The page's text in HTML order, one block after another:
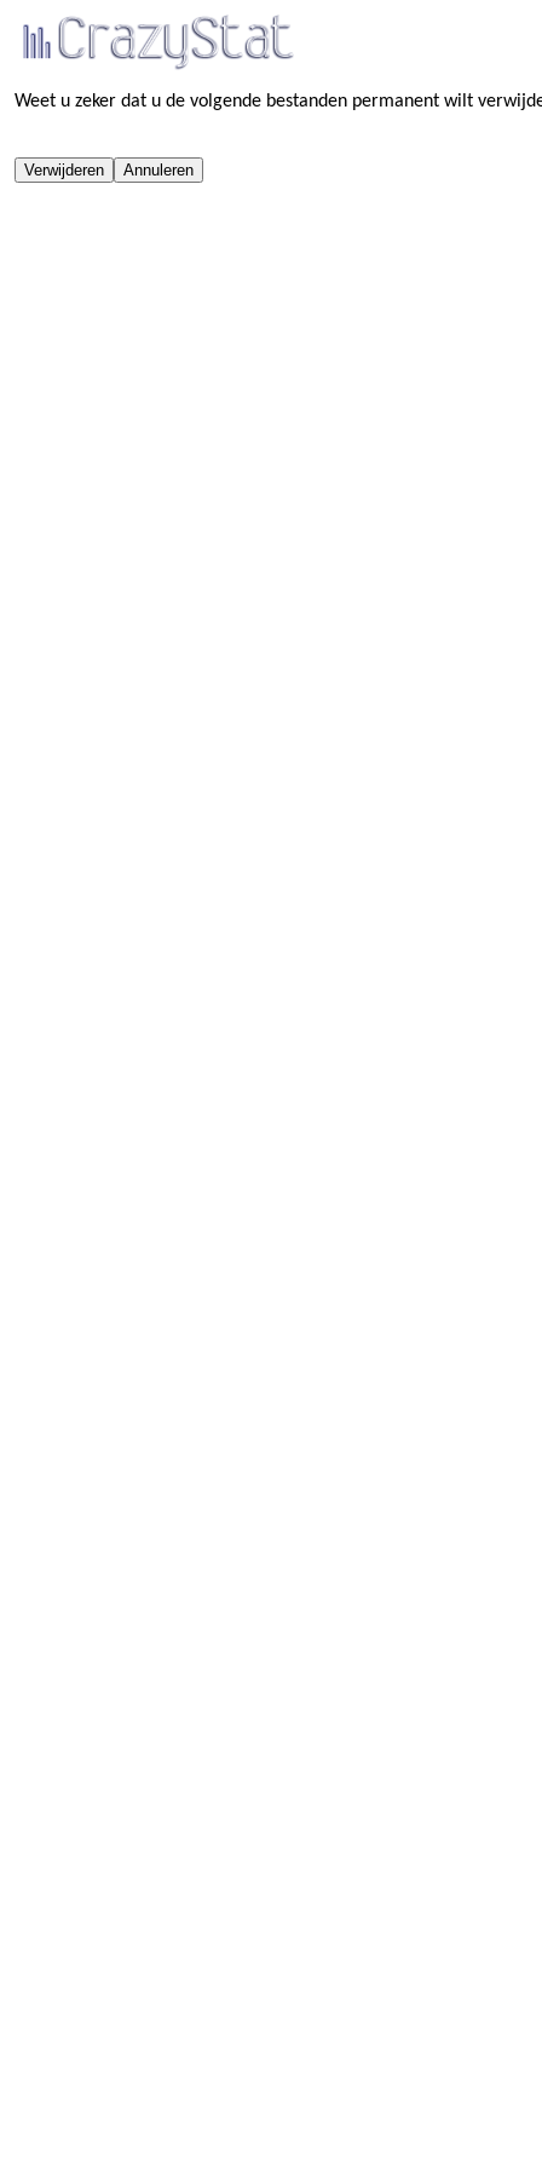
Weet u zeker dat u de volgende bestanden permanent wilt